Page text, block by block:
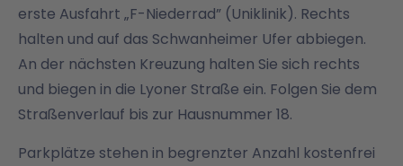
erste Ausfahrt „F-Niederrad” (Uniklinik). Rechts
halten und auf das Schwanheimer Ufer abbiegen.
An der nächsten Kreuzung halten Sie sich rechts
und biegen in die Lyoner Straße ein. Folgen Sie dem
Straßenverlauf bis zur Hausnummer 18.
Parkplätze stehen in begrenzter Anzahl kostenfrei